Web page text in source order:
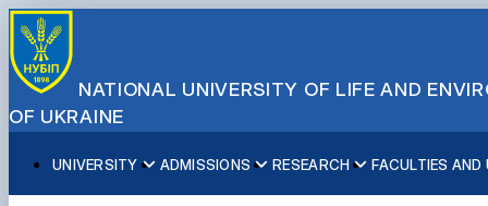
NATIONAL UNIVERSITY OF LIFE AND
OF UKRAINE
UNIVERSITY
About NUBiP
ADMISSIONS
Academic Programs
RESEARCH
Research Excellence
FACULTIES AND
Educational and Research Institutes
Partnerships
Faculties and Units